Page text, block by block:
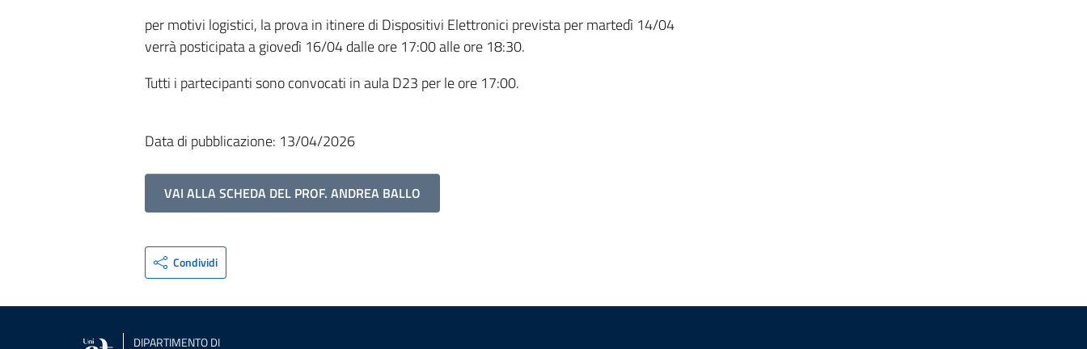
per motivi logistici, la prova in itinere di Dispositivi Elettronici prevista per martedì 14/04
verrà posticipata a giovedì 16/04 dalle ore 17:00 alle ore 18:30.
Tutti i partecipanti sono convocati in aula D23 per le ore 17:00.
Data di pubblicazione: 13/04/2026
VAI ALLA SCHEDA DEL PROF. ANDREA BALLO
Condividi
DIPARTIMENTO DI